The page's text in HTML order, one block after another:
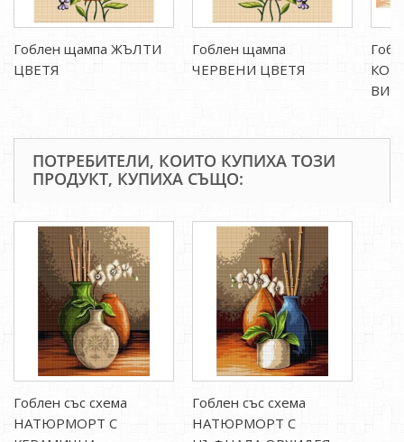
Гоблен щампа ЖЪЛТИ
ЦВЕТЯ
Гоблен щампа
ЧЕРВЕНИ ЦВЕТЯ
ПОТРЕБИТЕЛИ, КОИТО КУПИХА ТОЗИ
ПРОДУКТ, КУПИХА СЪЩО:
Гоблен със схема
НАТЮРМОРТ С
Гоблен със схема
НАТЮРМОРТ С